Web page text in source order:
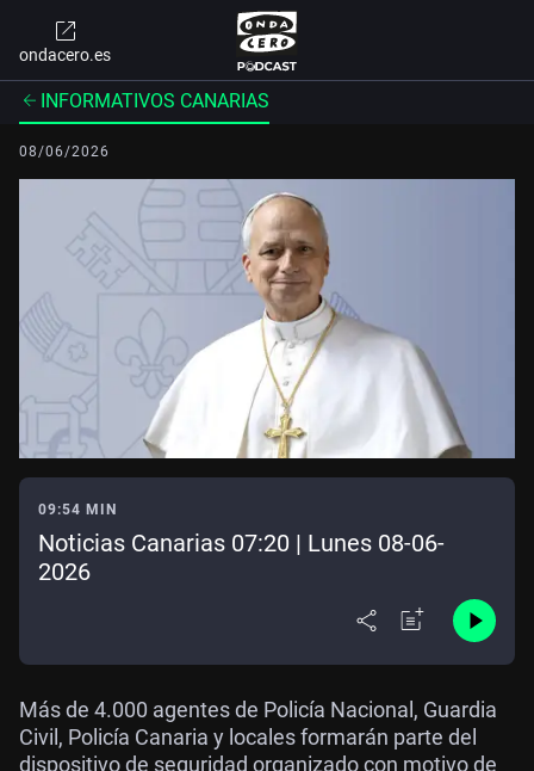
ondacero.es
INFORMATIVOS CANARIAS
08/06/2026
09:54 MIN
Noticias Canarias 07:20 | Lunes 08-06-
2026
Más de 4.000 agentes de Policía Nacional, Guardia
Civil, Policía Canaria y locales formarán parte del
dispositivo de seguridad organizado con motivo de